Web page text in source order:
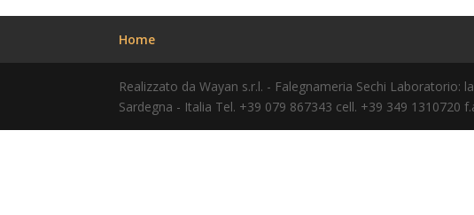
Home
Realizzato da Wayan s.r.l. - Falegnameria Sechi
Sardegna - Italia Tel. +39 079 867343 cell. +39 349 1310720